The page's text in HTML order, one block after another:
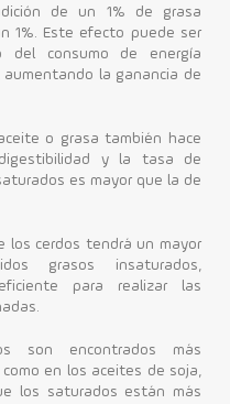
de un 1% de grasa
1%. Este efecto puede ser
del consumo de energía
la ganancia de
o grasa también hace
y la tasa de
es mayor que la de
los cerdos tendrá un mayor
grasos insaturados,
para realizar las
son encontrados más
en los aceites de soja,
los saturados están más